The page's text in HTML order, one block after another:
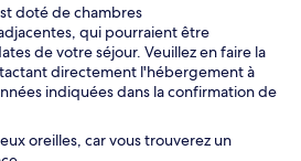
doté de chambres
qui pourraient être
de votre séjour. Veuillez en faire la
directement l'hébergement à
indiquées dans la confirmation de
oreilles, car vous trouverez un